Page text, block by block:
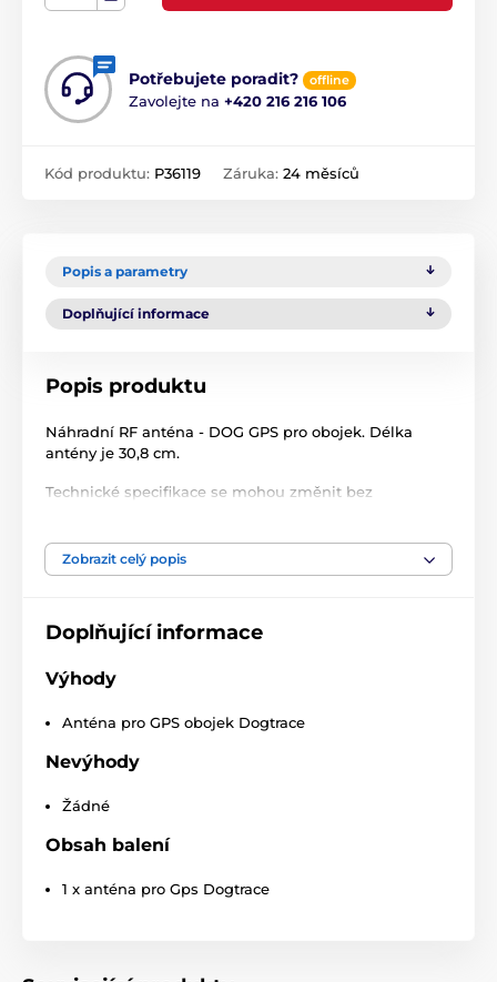
Potřebujete poradit? offline
Zavolejte na +420 216 216 106
Kód produktu: P36119 Záruka: 24 měsíců
Popis a parametry
Doplňující informace
Popis produktu
Náhradní RF anténa - DOG GPS pro obojek. Délka
antény je 30,8 cm.
Technické specifikace se mohou změnit bez
Zobrazit celý popis
Doplňující informace
Výhody
Anténa pro GPS obojek Dogtrace
Nevýhody
Žádné
Obsah balení
1 x anténa pro Gps Dogtrace